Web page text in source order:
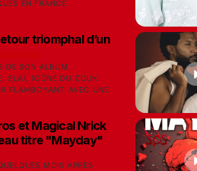
EN FRANCE.
triomphal d’un
DE SON ALBUM
SLAÏ, ICÔNE DU ZOUK
FLAMBOYANT AVEC UNE
et Magical Nrick
titre "Mayday"
MOIS APRÈS